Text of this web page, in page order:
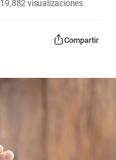
19,882visualizaciones
Compartir